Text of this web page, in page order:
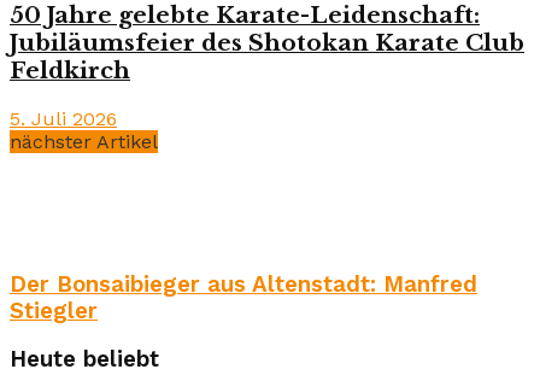
50 Jahre gelebte Karate-Leidenschaft:
Jubiläumsfeier des Shotokan Karate Club
Feldkirch
5. Juli 2026
nächster Artikel
Der Bonsaibieger aus Altenstadt: Manfred
Stiegler
Heute beliebt